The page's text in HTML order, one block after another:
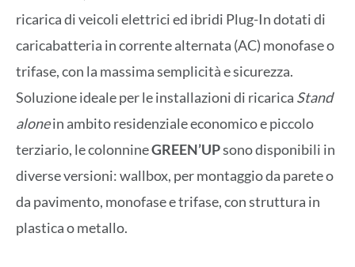
ricarica di veicoli elettrici ed ibridi Plug-In dotati di
caricabatteria in corrente alternata (AC) monofase o
trifase, con la massima semplicità e sicurezza.
Soluzione ideale per le installazioni di ricarica Stand
alonein ambito residenziale economico e piccolo
terziario, le colonnineGREEN’UPsono disponibili in
diverse versioni: wallbox, per montaggio da parete o
da pavimento, monofase e trifase, con struttura in
plastica o metallo.